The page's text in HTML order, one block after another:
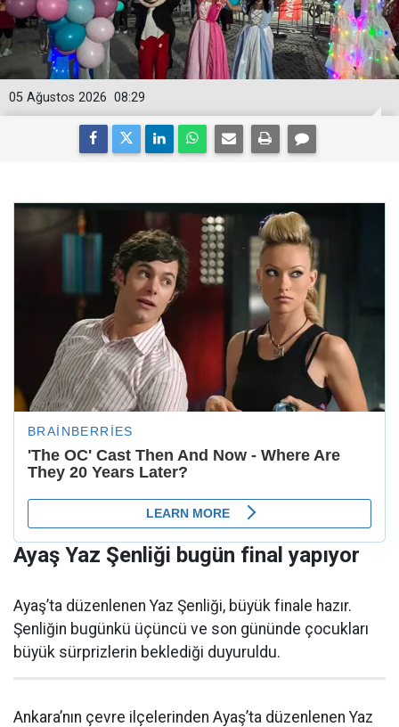
08:29
05 Ağustos 2026
Ayaş Yaz Şenliği bugün final yapıyor
Ayaş’ta düzenlenen Yaz Şenliği, büyük finale hazır.
Şenliğin bugünkü üçüncü ve son gününde çocukları
büyük sürprizlerin beklediği duyuruldu.
Ankara’nın çevre ilçelerinden Ayaş’ta düzenlenen Yaz